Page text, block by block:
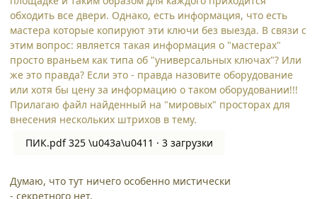
обходить все двери. Однако, есть информация, что есть
мастера которые копируют эти ключи без выезда. В связи с
этим вопрос: является такая информация о "мастерах"
просто враньем как типа об "универсальных ключах"? Или
же это правда? Если это - правда назовите оборудование
или хотя бы цену за информацию о таком оборудовании!!!
Прилагаю файл найденный на "мировых" просторах для
внесения нескольких штрихов в тему.
ПИК.pdf325 \u043a\u0411 · 3 загрузки
Думаю, что тут ничего особенно мистически
- секретного нет.